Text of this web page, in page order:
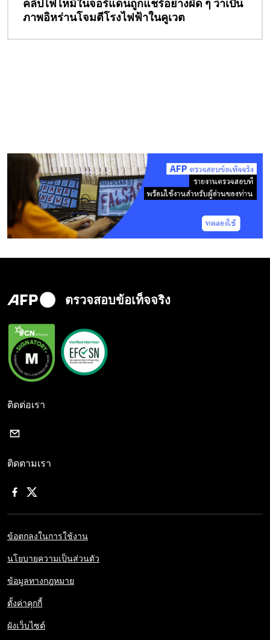
คลิปไฟไหม้ในจอร์แดนถูกแชร์อย่างผิด ๆ ว่าเป็น
ภาพอิหร่านโจมตีโรงไฟฟ้าในคูเวต
ตรวจสอบข้อเท็จจริง
ติดต่อเรา
ติดตามเรา
ข้อตกลงในการใช้งาน
นโยบายความเป็นส่วนตัว
ข้อมูลทางกฎหมาย
ตั้งค่าคุกกี้
ผังเว็บไซต์